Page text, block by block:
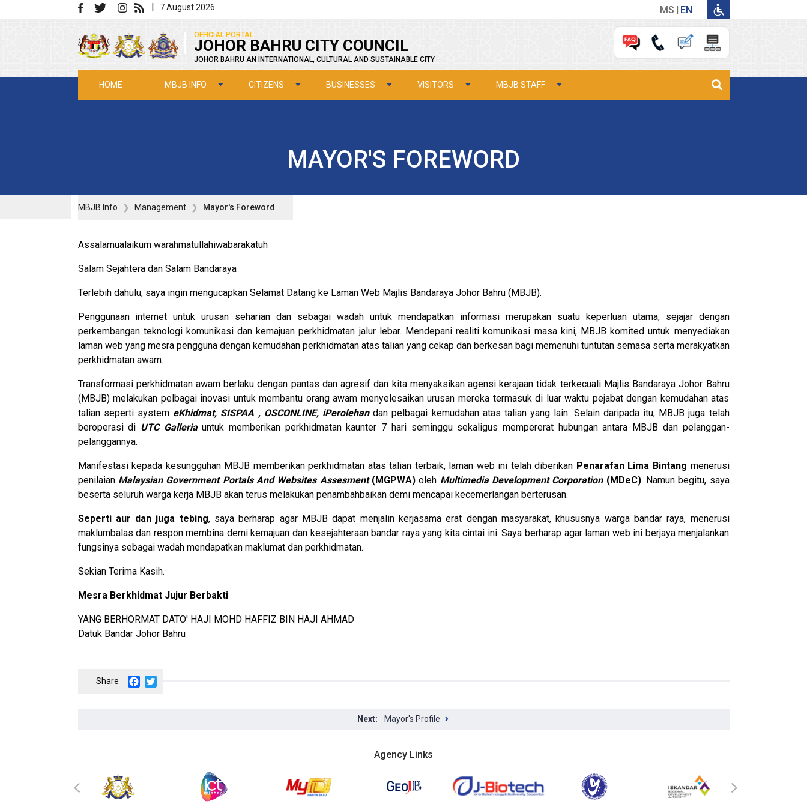
Skip to main content | 7 August 2026 MS EN
OFFICIAL PORTAL
JOHOR BAHRU CITY COUNCIL
JOHOR BAHRU AN INTERNATIONAL, CULTURAL AND SUSTAINABLE CITY
HOME MBJB INFO CITIZENS BUSINESSES VISITORS MBJB STAFF
MAYOR'S FOREWORD
MBJB Info Management Mayor's Foreword
Assalamualaikum warahmatullahiwabarakatuh
Salam Sejahtera dan Salam Bandaraya
Terlebih dahulu, saya ingin mengucapkan Selamat Datang ke Laman Web Majlis Bandaraya Johor Bahru (MBJB).
Penggunaan internet untuk urusan seharian dan sebagai wadah untuk mendapatkan informasi merupakan suatu keperluan utama, sejajar dengan
perkembangan teknologi komunikasi dan kemajuan perkhidmatan jalur lebar. Mendepani realiti komunikasi masa kini, MBJB komited untuk menyediakan
laman web yang mesra pengguna dengan kemudahan perkhidmatan atas talian yang cekap dan berkesan bagi memenuhi tuntutan semasa serta merakyatkan
perkhidmatan awam.
Transformasi perkhidmatan awam berlaku dengan pantas dan agresif dan kita menyaksikan agensi kerajaan tidak terkecuali Majlis Bandaraya Johor Bahru
(MBJB) melakukan pelbagai inovasi untuk membantu orang awam menyelesaikan urusan mereka termasuk di luar waktu pejabat dengan kemudahan atas
talian seperti system eKhidmat, SISPAA , OSCONLINE, iPerolehandan pelbagai kemudahan atas talian yang lain. Selain daripada itu, MBJB juga telah
beroperasi di UTC Galleriauntuk memberikan perkhidmatan kaunter 7 hari seminggu sekaligus mempererat hubungan antara MBJB dan pelanggan-
pelanggannya.
Manifestasi kepada kesungguhan MBJB memberikan perkhidmatan atas talian terbaik, laman web ini telah diberikan Penarafan Lima Bintang menerusi
penilaian Malaysian Government Portals And Websites Assesment (MGPWA)oleh Multimedia Development Corporation (MDeC). Namun begitu, saya
beserta seluruh warga kerja MBJB akan terus melakukan penambahbaikan demi mencapai kecemerlangan berterusan.
Seperti aur dan juga tebing, saya berharap agar MBJB dapat menjalin kerjasama erat dengan masyarakat, khususnya warga bandar raya, menerusi
maklumbalas dan respon membina demi kemajuan dan kesejahteraan bandar raya yang kita cintai ini. Saya berharap agar laman web ini berjaya menjalankan
fungsinya sebagai wadah mendapatkan maklumat dan perkhidmatan.
Sekian Terima Kasih.
Mesra Berkhidmat Jujur Berbakti
YANG BERHORMAT DATO' HAJI MOHD HAFFIZ BIN HAJI AHMAD
Datuk Bandar Johor Bahru
Facebook
Twitter
Mayor's Profile
Agency Links
‹ ›